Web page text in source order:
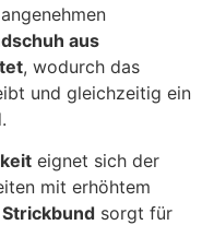
aus
, wodurch das
und gleichzeitig ein
eignet sich der
mit erhöhtem
sorgt für